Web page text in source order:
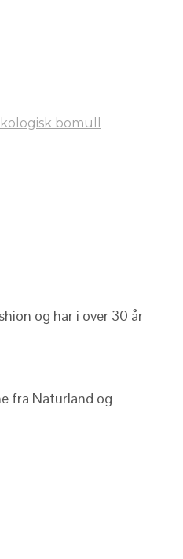
bomull
og har i over 30 år
fra Naturland og